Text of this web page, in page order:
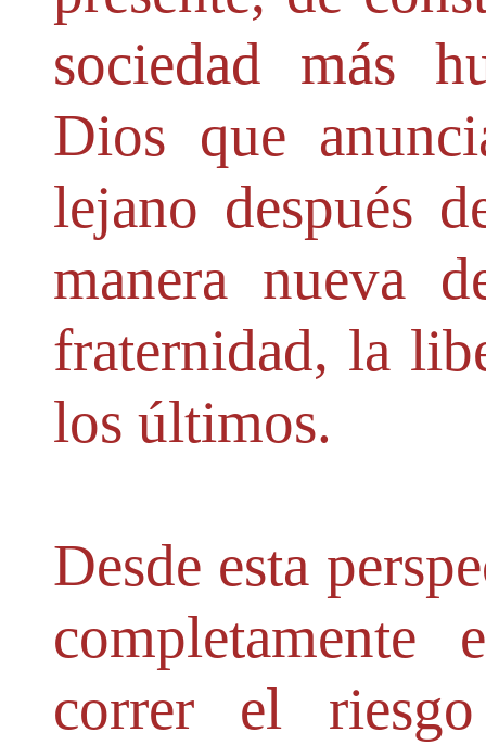
sociedad más
Dios que
lejano después
manera nueva
fraternidad, la
los últimos.
Desde esta
correr el